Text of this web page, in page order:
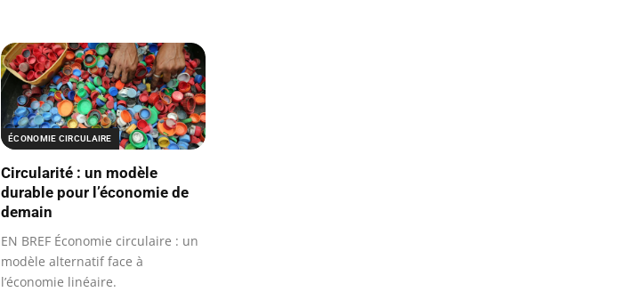
ÉCONOMIE CIRCULAIRE
Circularité : un modèle
durable pour l’économie de
demain
EN BREF Économie circulaire : un
modèle alternatif face à
l’économie linéaire.